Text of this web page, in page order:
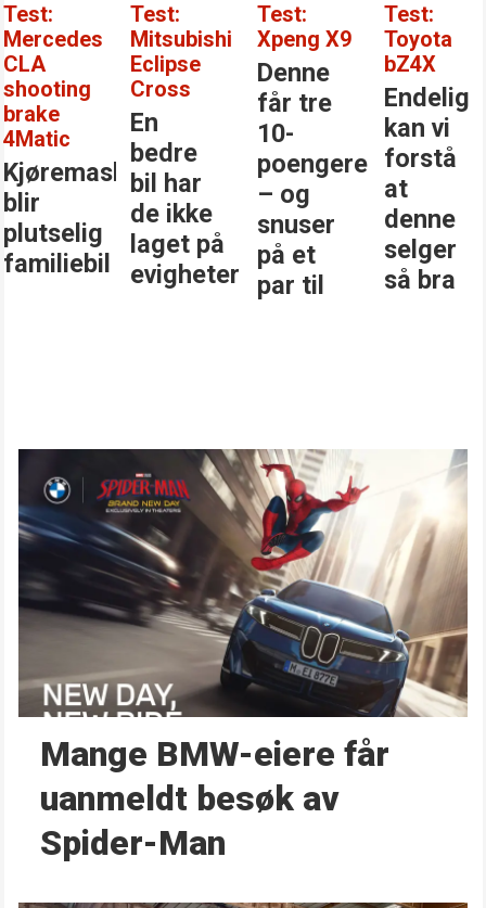
Test:
Mercedes
CLA
shooting
brake
4Matic
Kjøremaskinen
blir
plutselig
familiebil
Test:
Mitsubishi
Eclipse
Cross
En
bedre
bil har
de ikke
laget på
evigheter
Test:
Xpeng X9
Denne
får tre
10-
poengere
– og
snuser
på et
par til
Test:
Toyota
bZ4X
Endelig
kan vi
forstå
at
denne
selger
så bra
Mange BMW-eiere får
uanmeldt besøk av
Spider-Man